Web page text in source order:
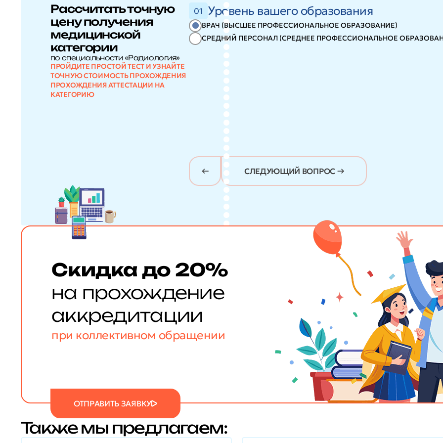
Рассчитать точную
цену получения
медицинской
категории
по специальности «Радиология»
ПРОЙДИТЕ ПРОСТОЙ ТЕСТ И УЗНАЙТЕ
ТОЧНУЮ СТОИМОСТЬ ПРОХОЖДЕНИЯ
ПРОХОЖДЕНИЯ АТТЕСТАЦИИ НА
КАТЕГОРИЮ
01 Уровень вашего образования
ВРАЧ (ВЫСШЕЕ ПРОФЕССИОНАЛЬНОЕ ОБРАЗОВАНИЕ)
СРЕДНИЙ ПЕРСОНАЛ (СРЕДНЕЕ ПРОФЕССИОНАЛЬНОЕ
СЛЕДУЮЩИЙ ВОПРОС →
Скидка до 20%
на прохождение
аккредитации
при коллективном обращении
ОТПРАВИТЬ ЗАЯВКУ
Также мы предлагаем: